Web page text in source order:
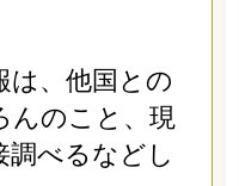
は、他国との
んのこと、現
調べるなどし